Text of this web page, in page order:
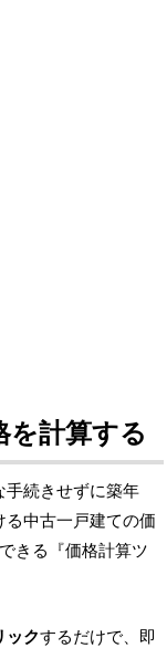
を計算する
手続きせずに築年
中古一戸建ての価
きる『価格計算ツ
ックするだけで、即